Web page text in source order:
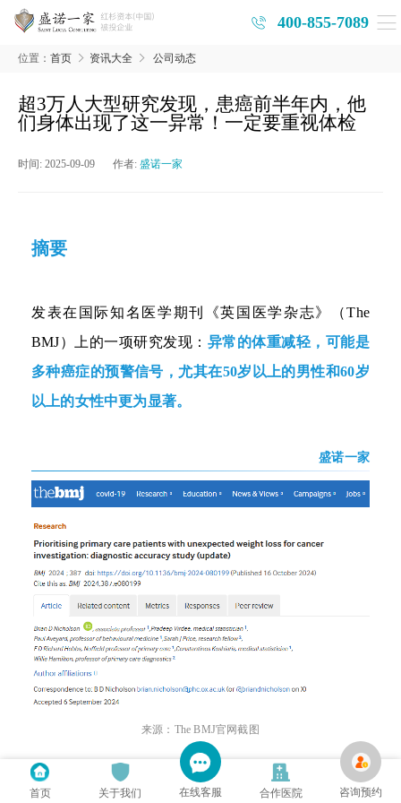
400-855-7089
位置： 首页 资讯大全 公司动态
超3万人大型研究发现，患癌前半年内，他
们身体出现了这一异常！一定要重视体检
时间: 2025-09-09 作者: 盛诺一家
摘要
发表在国际知名医学期刊《英国医学杂志》（The
BMJ）上的一项研究发现： 异常的体重减轻，可能是
多种癌症的预警信号，尤其在50岁以上的男性和60岁
以上的女性中更为显著。
盛诺一家
来源：The BMJ官网截图
该研究记录了326240名英国成人（≥18岁），在2000
首页 关于我们 在线客服 合作医院 咨询预约